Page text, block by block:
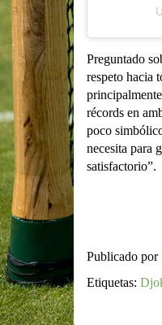
Preguntado
respeto hacia
récords en
poco
necesita para
satisfactorio”.
Publicado por
Etiquetas: